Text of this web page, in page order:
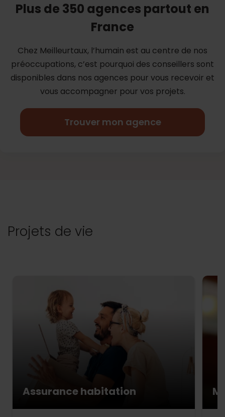
Plus de 350 agences partout en
France
Chez Meilleurtaux, l’humain est au centre de nos
préoccupations, c’est pourquoi des conseillers sont
disponibles dans nos agences pour vous recevoir et
vous accompagner pour vos projets.
Trouver mon agence
Projets de vie
Assurance habitation